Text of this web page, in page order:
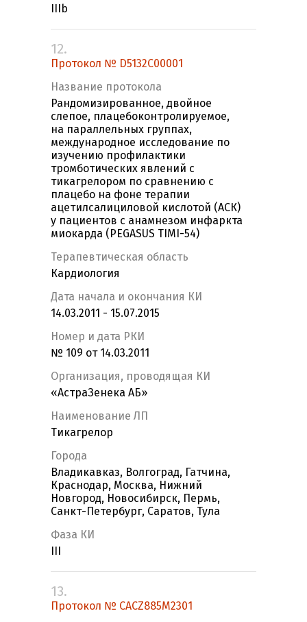
IIIb
12.
Протокол № D5132C00001
Название протокола
Рандомизированное, двойное
слепое, плацебоконтролируемое,
на параллельных группах,
международное исследование по
изучению профилактики
тромботических явлений с
тикагрелором по сравнению с
плацебо на фоне терапии
ацетилсалициловой кислотой (АСК)
у пациентов с анамнезом инфаркта
миокарда (PEGASUS TIMI-54)
Терапевтическая область
Кардиология
Дата начала и окончания КИ
14.03.2011 - 15.07.2015
Номер и дата РКИ
№ 109 от 14.03.2011
Организация, проводящая КИ
«АстраЗенека АБ»
Наименование ЛП
Тикагрелор
Города
Владикавказ, Волгоград, Гатчина,
Краснодар, Москва, Нижний
Новгород, Новосибирск, Пермь,
Санкт-Петербург, Саратов, Тула
Фаза КИ
13.
Протокол № CACZ885M2301